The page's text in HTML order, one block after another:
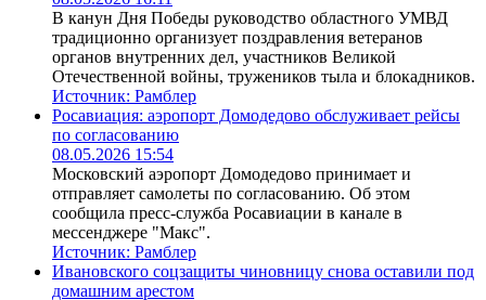
В канун Дня Победы руководство областного УМВД
традиционно организует поздравления ветеранов
органов внутренних дел, участников Великой
Отечественной войны, тружеников тыла и блокадников.
Источник: Рамблер
Росавиация: аэропорт Домодедово обслуживает рейсы
по согласованию
08.05.2026 15:54
Московский аэропорт Домодедово принимает и
отправляет самолеты по согласованию. Об этом
сообщила пресс-служба Росавиации в канале в
мессенджере "Макс".
Источник: Рамблер
Ивановского соцзащиты чиновницу снова оставили под
домашним арестом